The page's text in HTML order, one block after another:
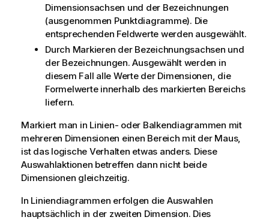
Dimensionsachsen und der Bezeichnungen
(ausgenommen Punktdiagramme). Die
entsprechenden Feldwerte werden ausgewählt.
Durch Markieren der Bezeichnungsachsen und
der Bezeichnungen. Ausgewählt werden in
diesem Fall alle Werte der Dimensionen, die
Formelwerte innerhalb des markierten Bereichs
liefern.
Markiert man in Linien- oder Balkendiagrammen mit
mehreren Dimensionen einen Bereich mit der Maus,
ist das logische Verhalten etwas anders. Diese
Auswahlaktionen betreffen dann nicht beide
Dimensionen gleichzeitig.
In Liniendiagrammen erfolgen die Auswahlen
hauptsächlich in der zweiten Dimension. Dies